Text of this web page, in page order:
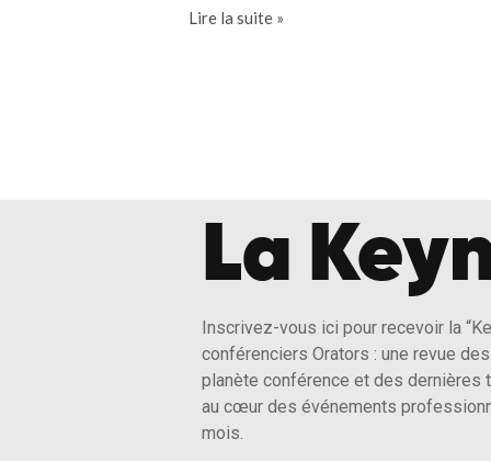
Lire la suite »
La
Inscrivez-vous ici pour recevoir la
conférenciers Orators : une revue
planète conférence et des dernières
au cœur des événements
mois.